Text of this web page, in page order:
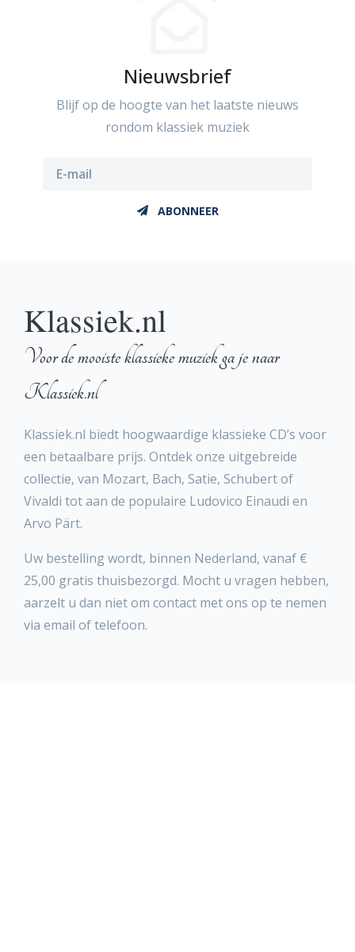
Nieuwsbrief
Blijf op de hoogte van het laatste nieuws
rondom klassiek muziek
ABONNEER
Klassiek.nl
Voor de mooiste klassieke muziek ga je naar
Klassiek.nl
Klassiek.nl biedt hoogwaardige klassieke CD’s voor
een betaalbare prijs. Ontdek onze uitgebreide
collectie, van Mozart, Bach, Satie, Schubert of
Vivaldi tot aan de populaire Ludovico Einaudi en
Arvo Pärt.
Uw bestelling wordt, binnen Nederland, vanaf €
25,00 gratis thuisbezorgd. Mocht u vragen hebben,
aarzelt u dan niet om contact met ons op te nemen
via email of telefoon.